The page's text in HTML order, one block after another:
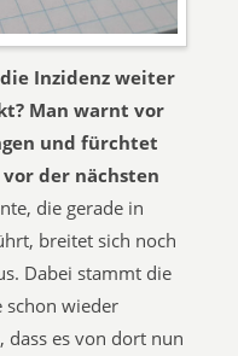
Inzidenz weiter
Man warnt vor
und fürchtet
der nächsten
die gerade in
breitet sich noch
Dabei stammt die
schon wieder
es von dort nun